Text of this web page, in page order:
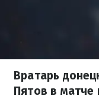
Вратарь
Пятов в матче